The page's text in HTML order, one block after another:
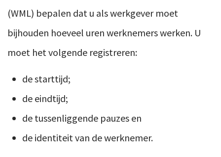
(WML) bepalen dat u als werkgever moet
bijhouden hoeveel uren werknemers werken. U
moet het volgende registreren:
de starttijd;
de eindtijd;
de tussenliggende pauzes en
de identiteit van de werknemer.